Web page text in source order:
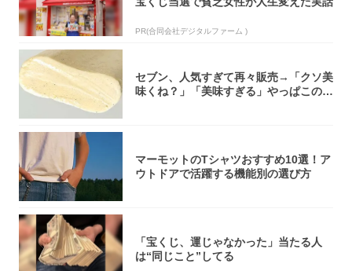
PR(合同会社デジタルファーム )
セブン、人気すぎて再々販売→「クソ美
味くね？」「美味すぎる」やっぱこのク
マーモットのTシャツおすすめ10選！ア
ウトドアで活躍する機能別の選び方
「宝くじ、運じゃなかった」当たる人
は“同じこと”してる